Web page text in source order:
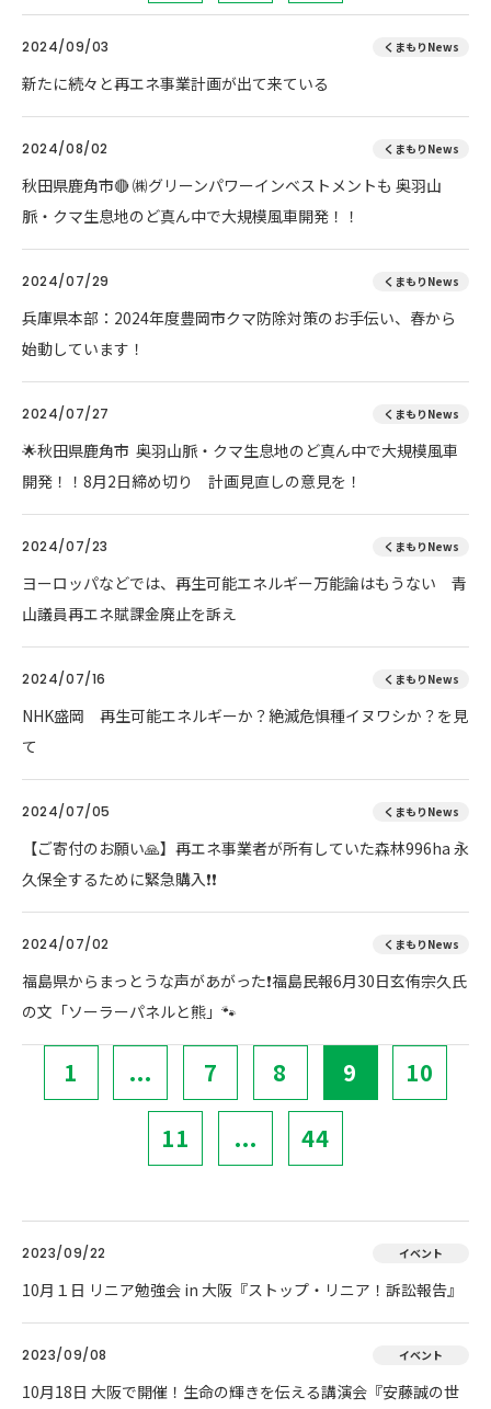
2024/09/03 くまもりNews
新たに続々と再エネ事業計画が出て来ている
2024/08/02 くまもりNews
秋田県鹿角市🔴 ㈱グリーンパワーインベストメントも 奥羽山
脈・クマ生息地のど真ん中で大規模風車開発！！
2024/07/29 くまもりNews
兵庫県本部：2024年度豊岡市クマ防除対策のお手伝い、春から
始動しています！
2024/07/27 くまもりNews
🌟秋田県鹿角市 奥羽山脈・クマ生息地のど真ん中で大規模風車
開発！！8月2日締め切り 計画見直しの意見を！
2024/07/23 くまもりNews
ヨーロッパなどでは、再生可能エネルギー万能論はもうない 青
山議員再エネ賦課金廃止を訴え
2024/07/16 くまもりNews
NHK盛岡 再生可能エネルギーか？絶滅危惧種イヌワシか？を見
て
2024/07/05 くまもりNews
【ご寄付のお願い🙏】再エネ事業者が所有していた森林996ha 永
久保全するために緊急購入❗❗
2024/07/02 くまもりNews
福島県からまっとうな声があがった❗福島民報6月30日玄侑宗久氏
の文「ソーラーパネルと熊」🐾
1 ... 7 8 9 10
11 ... 44
2023/09/22 イベント
10月１日 リニア勉強会 in 大阪『ストップ・リニア！訴訟報告』
2023/09/08 イベント
10月18日 大阪で開催！生命の輝きを伝える講演会『安藤誠の世